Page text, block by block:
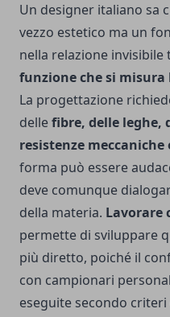
Un designer italiano sa
vezzo estetico ma un
nella relazione invisibile
funzione che si
La progettazione
dellefibre, delle leghe,
resistenze
forma può essere
deve comunque
della materia. Lavorare
permette di sviluppare
più diretto, poiché il
con campionari
eseguite secondo